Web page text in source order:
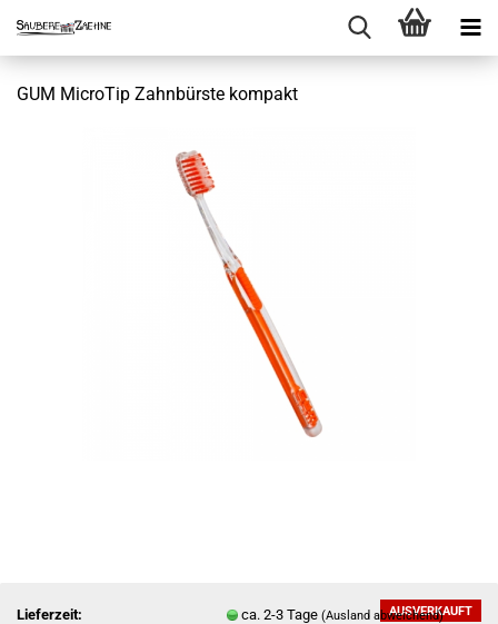
GUM MicroTip Zahnbürste kompakt
AUSVERKAUFT
Lieferzeit: ca. 2-3 Tage(Ausland abweichend)